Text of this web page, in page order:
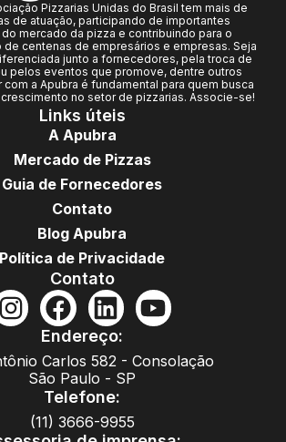
Pizzarias Unidas do Brasil tem mais de
de atuação, participando de importantes
mercado da pizza e contribuindo para o
centenas de empresários e empresas. Seja
junto a fornecedores, pela troca de
pelos eventos que promove, dentre outros
a Apubra é fundamental para quem busca
no setor de pizzarias. Associe-se!
Links úteis
A Apubra
Mercado de Pizzas
Guia de Fornecedores
Contato
Blog Apubra
Política de Privacidade
Contato
Endereço:
Carlos 582 - Consolação
São Paulo - SP
Telefone:
(11) 3666-9955